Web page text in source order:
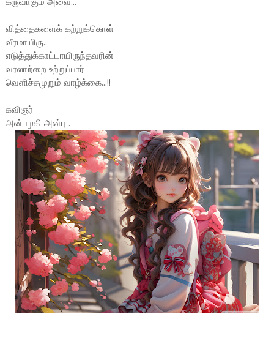
வித்தைகளைக் கற்றுக்கொள்
வீரமாயிரு..
எடுத்துக்காட்டாயிருந்தவரின்
வரலாற்றை உற்றுப்பார்
வெளிச்சமுறும் வாழ்க்கை...!!
கவிஞர்
அன்பழகி அன்பு .